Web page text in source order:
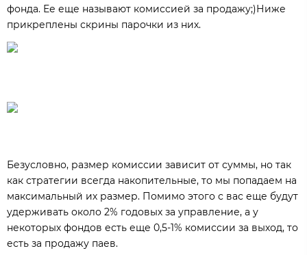
фонда. Ее еще называют комиссией за продажу;)Ниже
прикреплены скрины парочки из них.
Безусловно, размер комиссии зависит от суммы, но так
как стратегии всегда накопительные, то мы попадаем на
максимальный их размер. Помимо этого с вас еще будут
удерживать около 2% годовых за управление, а у
некоторых фондов есть еще 0,5-1% комиссии за выход, то
есть за продажу паев.